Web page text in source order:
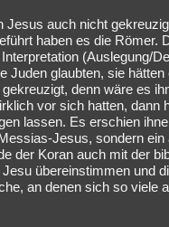
Jesus auch nicht
haben es die Römer.
(Auslegung/
Juden glaubten, sie hätten
denn wäre es
vor sich hatten, dann
lassen. Es erschien
Jesus, sondern ein
der Koran auch mit der
übereinstimmen und
an denen sich so viele